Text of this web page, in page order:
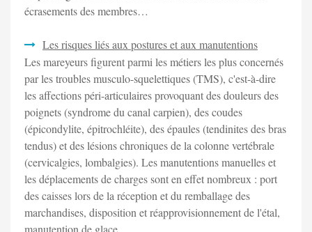
écrasements des membres…
Les risques liés aux postures et aux manutentions
Les mareyeurs figurent parmi les métiers les plus concernés
par les troubles musculo-squelettiques (TMS), c'est-à-dire
les affections péri-articulaires provoquant des douleurs des
poignets (syndrome du canal carpien), des coudes
(épicondylite, épitrochléite), des épaules (tendinites des bras
tendus) et des lésions chroniques de la colonne vertébrale
(cervicalgies, lombalgies). Les manutentions manuelles et
les déplacements de charges sont en effet nombreux : port
des caisses lors de la réception et du remballage des
marchandises, disposition et réapprovisionnement de l'étal,
manutention de glace, …